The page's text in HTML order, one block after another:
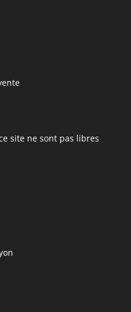
site ne sont pas libres